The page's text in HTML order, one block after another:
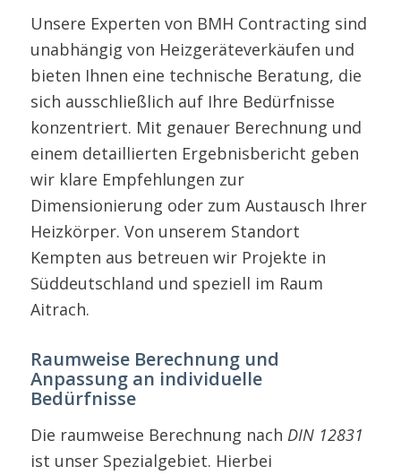
Unsere Experten von BMH Contracting sind
unabhängig von Heizgeräteverkäufen und
bieten Ihnen eine technische Beratung, die
sich ausschließlich auf Ihre Bedürfnisse
konzentriert. Mit genauer Berechnung und
einem detaillierten Ergebnisbericht geben
wir klare Empfehlungen zur
Dimensionierung oder zum Austausch Ihrer
Heizkörper. Von unserem Standort
Kempten aus betreuen wir Projekte in
Süddeutschland und speziell im Raum
Aitrach.
Raumweise Berechnung und
Anpassung an individuelle
Bedürfnisse
Die raumweise Berechnung nach DIN 12831
ist unser Spezialgebiet. Hierbei